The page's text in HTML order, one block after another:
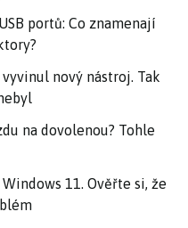
portů: Co znamenají
nový nástroj. Tak
na dovolenou? Tohle
11. Ověřte si, že